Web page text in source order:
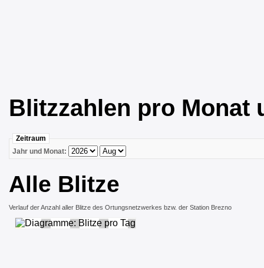
Blitzzahlen pro Monat
Zeitraum
Jahr und Monat:
Alle Blitze
Verlauf der Anzahl aller Blitze des Ortungsnetzwerkes bzw. der Station Brezno